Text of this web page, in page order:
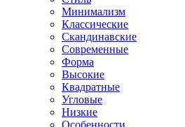
Минимализм
Классические
Скандинавские
Современные
Форма
Высокие
Квадратные
Угловые
Низкие
Особенности